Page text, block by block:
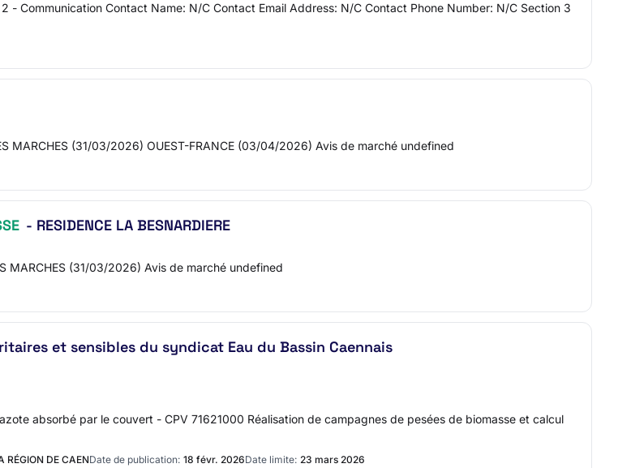
- Communication Contact Name: N/C Contact Email Address: N/C Contact Phone Number: N/C Section 3
MARCHES (31/03/2026) OUEST-FRANCE (03/04/2026) Avis de marché undefined
- RESIDENCE LA BESNARDIERE
MARCHES (31/03/2026) Avis de marché undefined
et sensibles du syndicat Eau du Bassin Caennais
absorbé par le couvert - CPV 71621000 Réalisation de campagnes de pesées de biomasse et calcul
RÉGION DE CAENDate de publication: 18 févr. 2026Date limite: 23 mars 2026